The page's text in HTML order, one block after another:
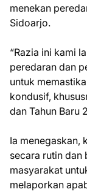
menekan
Sidoarjo.
“Razia ini kami
peredaran dan
untuk
kondusif,
dan Tahun Baru
Ia menegaskan,
secara rutin dan
masyarakat
melaporkan